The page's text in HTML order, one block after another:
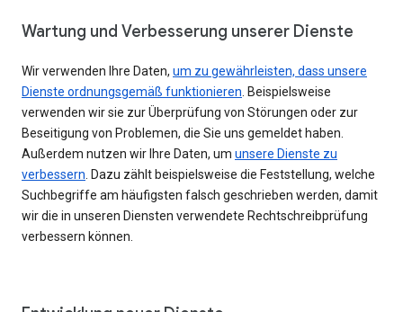
Wartung und Verbesserung unserer Dienste
Wir verwenden Ihre Daten, um zu gewährleisten, dass unsere
Dienste ordnungsgemäß funktionieren . Beispielsweise
verwenden wir sie zur Überprüfung von Störungen oder zur
Beseitigung von Problemen, die Sie uns gemeldet haben.
Außerdem nutzen wir Ihre Daten, um unsere Dienste zu
verbessern . Dazu zählt beispielsweise die Feststellung, welche
Suchbegriffe am häufigsten falsch geschrieben werden, damit
wir die in unseren Diensten verwendete Rechtschreibprüfung
verbessern können.